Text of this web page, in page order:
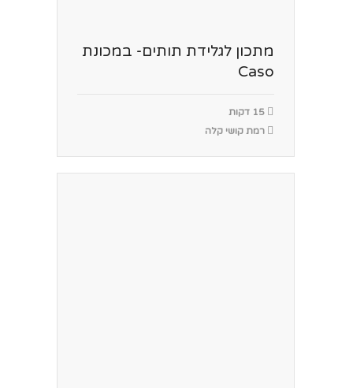
מתכון לגלידת תותים- במכונת
Caso
15 דקות
רמת קושי קלה